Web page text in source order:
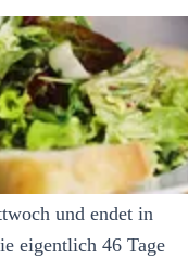
und endet in
eigentlich 46 Tage